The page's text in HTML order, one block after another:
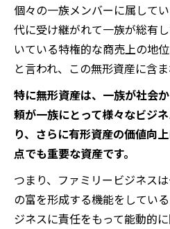
個々の一族メンバーに属して
代に受け継がれて一族が総有
いている特権的な商売上の地
と言われ、この無形資産に含ま
特に無形資産は、一族が社会
頼が一族にとって様々なビジ
り、さらに有形資産の価値向
点でも重要な資産です。
つまり、ファミリービジネス
の富を形成する機能をしてい
ジネスに責任をもって能動的